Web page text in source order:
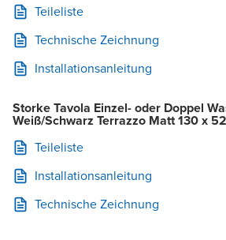
Teileliste
Technische Zeichnung
Installationsanleitung
Storke Tavola Einzel- oder Doppel
Weiß/Schwarz Terrazzo Matt 130 x
Teileliste
Installationsanleitung
Technische Zeichnung